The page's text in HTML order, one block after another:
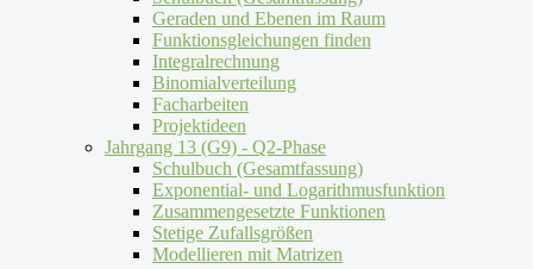
Geraden und Ebenen im Raum
Funktionsgleichungen finden
Integralrechnung
Binomialverteilung
Facharbeiten
Projektideen
Jahrgang 13 (G9) - Q2-Phase
Schulbuch (Gesamtfassung)
Exponential- und Logarithmusfunktion
Zusammengesetzte Funktionen
Stetige Zufallsgrößen
Modellieren mit Matrizen